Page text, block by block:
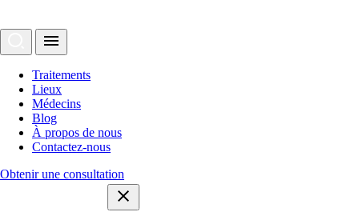
Traitements
Lieux
Médecins
Blog
À propos de nous
Contactez-nous
Obtenir une consultation